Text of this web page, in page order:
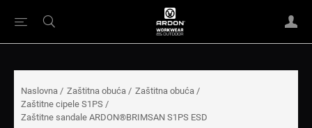
Naslovna / Zaštitna obuća / Zaštitna obuća /
Zaštitne cipele S1PS /
Zaštitne sandale ARDON®BRIMSAN S1PS ESD